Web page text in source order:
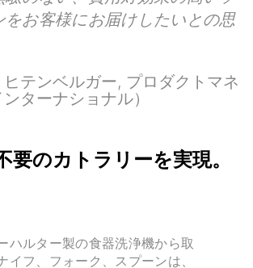
をお客様にお届けしたいとの思
テンベルガー, プロダクトマネ
ターナショナル）
要のカトラリーを実現。
ハルター製の食器洗浄機から取
イフ、フォーク、スプーンは、